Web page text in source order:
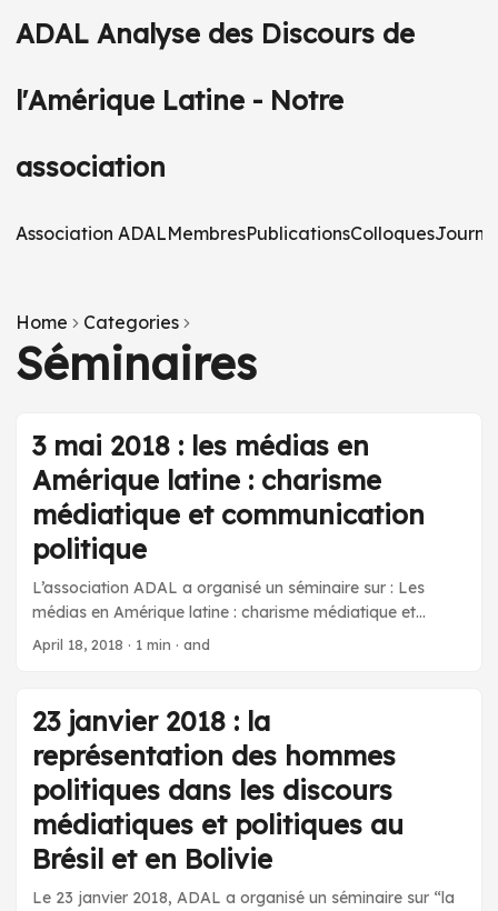
ADAL Analyse des Discours de
l'Amérique Latine - Notre
association
Association ADALMembresPublicationsColloques
Home Categories
Séminaires
3 mai 2018 : les médias en
Amérique latine : charisme
médiatique et communication
politique
L’association ADAL a organisé un séminaire sur : Les
médias en Amérique latine : charisme médiatique et
communication politique, le jeudi 3 mai 2018 à l’Institut
Paris 3 Sorbonne Nouvelle) : « La construction du
“charisme médiatique”. Le cas de Carlos Menem (1989-
1999) en Argentine » Ivan Schuliaquer (CONICET –
Universidad Nacional de General Sarmiento) : « Les
gouvernements de gauche et les grands groupes
médiatiques nationaux en Amérique du Sud. Les cas de
l’Argentine (2003-2015), la Bolivie (2006-2015) et
April 18, 2018 · 1 min · and
23 janvier 2018 : la
représentation des hommes
politiques dans les discours
médiatiques et politiques au
Brésil et en Bolivie
Le 23 janvier 2018, ADAL a organisé un séminaire sur “la